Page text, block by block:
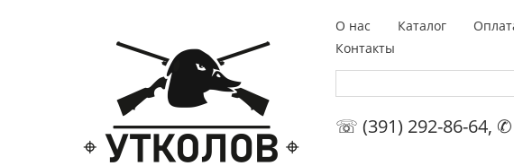
О нас Каталог
Контакты
☏ (391) 292-86-64,